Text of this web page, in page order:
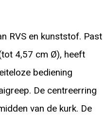
RVS en kunststof. Past
4,57 cm Ø), heeft
bediening
De centreerring
van de kurk. De